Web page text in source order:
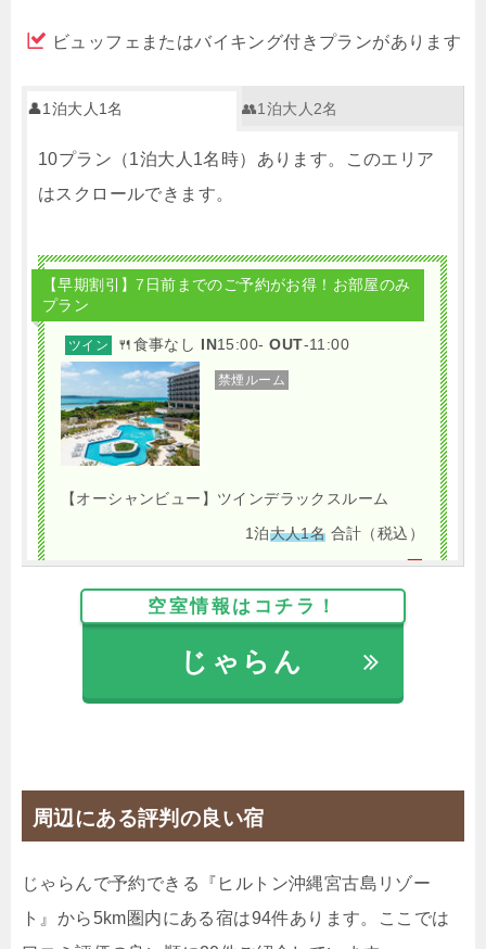
ビュッフェまたはバイキング付きプランがあります
👤1泊大人1名 👥1泊大人2名
10プラン（1泊大人1名時）あります。このエリア
はスクロールできます。
【早期割引】7日前までのご予約がお得！お部屋のみ
プラン
ツイン 🍴食事なし IN15:00- OUT-11:00
禁煙ルーム
【オーシャンビュー】ツインデラックスルーム
1泊大人1名 合計（税込）
15,289円
【選べるお部屋と価格】
【オーシャンビュー】ツインデラッ
クスルーム
21,915円【ポートビュー】ツインエグゼクテ
24,463円
【オーシャンビュー】ツインエグゼ
クティブルーム
空室情報はコチラ！
じゃらん
周辺にある評判の良い宿
じゃらんで予約できる『ヒルトン沖縄宮古島リゾー
ト』から5km圏内にある宿は94件あります。ここでは